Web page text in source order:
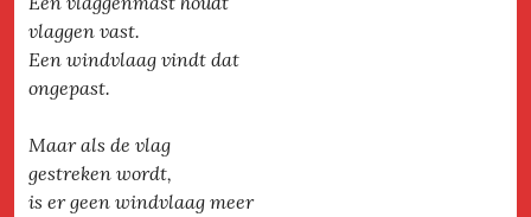
vlaggen vast.
Een windvlaag vindt dat
ongepast.
Maar als de vlag
gestreken wordt,
is er geen windvlaag meer